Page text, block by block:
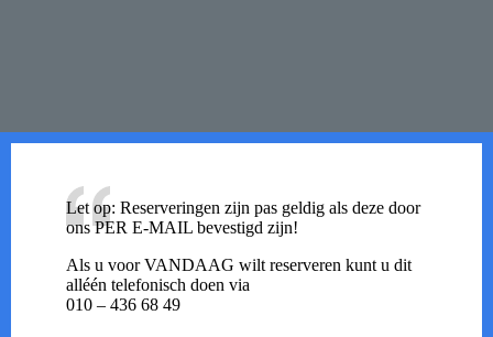
Let op: Reserveringen zijn pas geldig als deze door
ons PER E-MAIL bevestigd zijn!
Als u voor VANDAAG wilt reserveren kunt u dit
alléén telefonisch doen via
010 – 436 68 49